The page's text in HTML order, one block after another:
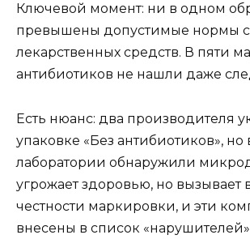
Ключевой момент: ни в одном
превышены допустимые нормы
лекарственных средств. В пяти
антибиотиков не нашли даже
Есть нюанс: два производителя
упаковке «Без антибиотиков», но
лаборатории обнаружили
угрожает здоровью, но вызывает
честности маркировки, и эти
внесены в список